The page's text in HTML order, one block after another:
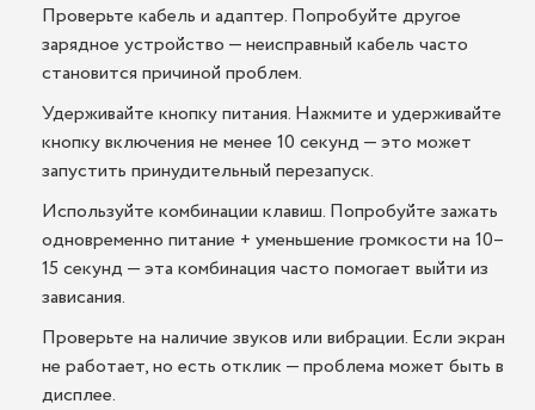
Проверьте кабель и адаптер. Попробуйте другое
зарядное устройство — неисправный кабель часто
становится причиной проблем.
Удерживайте кнопку питания. Нажмите и удерживайте
кнопку включения не менее 10 секунд — это может
запустить принудительный перезапуск.
Используйте комбинации клавиш. Попробуйте зажать
одновременно питание + уменьшение громкости на 10–
15 секунд — эта комбинация часто помогает выйти из
зависания.
Проверьте на наличие звуков или вибрации. Если экран
не работает, но есть отклик — проблема может быть в
дисплее.